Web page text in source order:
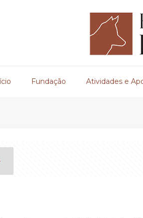
Fundação Atividades e